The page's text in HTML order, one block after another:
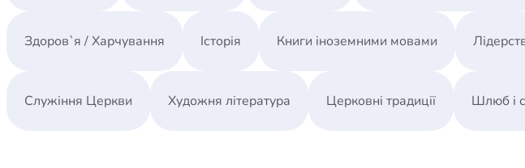
Здоров`я / Харчування Історія Книги іноземними мовами
Служіння Церкви Художня література Церковні традиції Шлюб і